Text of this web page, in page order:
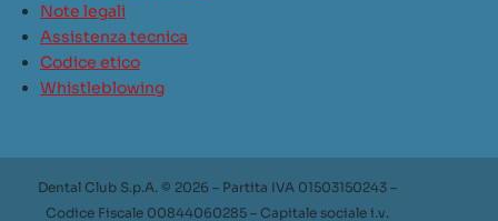
Note legali
Assistenza tecnica
Codice etico
Whistleblowing
Dental Club S.p.A. © 2026 – Partita IVA 01503150243 –
Codice Fiscale 00844060285 – Capitale sociale i.v.